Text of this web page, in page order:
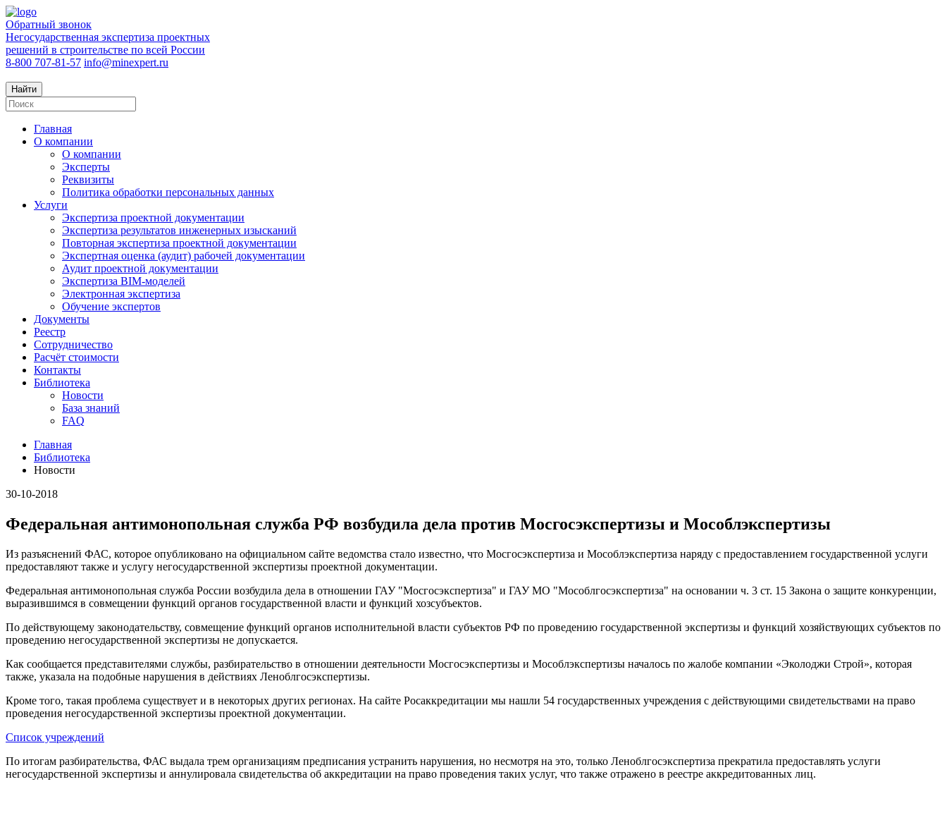
Обратный звонок
Негосударственная экспертиза проектных
решений в строительстве по всей России
8-800 707-81-57 info@minexpert.ru
Найти
Главная
О компании
О компании
Эксперты
Реквизиты
Политика обработки персональных данных
Услуги
Экспертиза проектной документации
Экспертиза результатов инженерных изысканий
Повторная экспертиза проектной документации
Экспертная оценка (аудит) рабочей документации
Аудит проектной документации
Экспертиза BIM-моделей
Электронная экспертиза
Обучение экспертов
Документы
Реестр
Сотрудничество
Расчёт стоимости
Контакты
Библиотека
Новости
База знаний
FAQ
Главная
Библиотека
Новости
30-10-2018
Федеральная антимонопольная служба РФ возбудила дела против Мосгосэкспертизы и Мособлэкспертизы
Из разъяснений ФАС, которое опубликовано на официальном сайте ведомства стало известно, что Мосгосэкспертиза и Мособлэкспертиза наряду с предоставлением государственной услуги
предоставляют также и услугу негосударственной экспертизы проектной документации.
Федеральная антимонопольная служба России возбудила дела в отношении ГАУ "Мосгосэкспертиза" и ГАУ МО "Мособлгосэкспертиза" на основании ч. 3 ст. 15 Закона о защите конкуренции,
выразившимся в совмещении функций органов государственной власти и функций хозсубъектов.
По действующему законодательству, совмещение функций органов исполнительной власти субъектов РФ по проведению государственной экспертизы и функций хозяйствующих субъектов по
проведению негосударственной экспертизы не допускается.
Как сообщается представителями службы, разбирательство в отношении деятельности Мосгосэкспертизы и Мособлэкспертизы началось по жалобе компании «Эколоджи Строй», которая
также, указала на подобные нарушения в действиях Леноблгосэкспертизы.
Кроме того, такая проблема существует и в некоторых других регионах. На сайте Росаккредитации мы нашли 54 государственных учреждения с действующими свидетельствами на право
проведения негосударственной экспертизы проектной документации.
Список учреждений
По итогам разбирательства, ФАС выдала трем организациям предписания устранить нарушения, но несмотря на это, только Леноблгосэкспертиза прекратила предоставлять услуги
негосударственной экспертизы и аннулировала свидетельства об аккредитации на право проведения таких услуг, что также отражено в реестре аккредитованных лиц.